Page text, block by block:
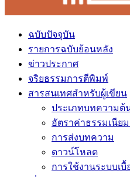
ฉบับปัจจุบัน
รายการฉบับย้อนหลัง
ข่าวประกาศ
จริยธรรมการตีพิมพ์
สารสนเทศสำหรับผู้เขียน
ประเภทบทความต้
อัตราค่าธรรมเนีย
การส่งบทความ
ดาวน์โหลด
การใช้งานระบบเบื้